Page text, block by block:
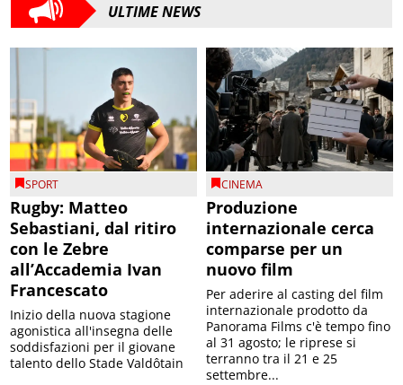
ULTIME NEWS
SPORT
Rugby: Matteo
Sebastiani, dal ritiro
con le Zebre
all’Accademia Ivan
Francescato
Inizio della nuova stagione
agonistica all'insegna delle
soddisfazioni per il giovane
talento dello Stade Valdôtain
CINEMA
Produzione
internazionale cerca
comparse per un
nuovo film
Per aderire al casting del film
internazionale prodotto da
Panorama Films c'è tempo fino
al 31 agosto; le riprese si
terranno tra il 21 e 25
settembre...